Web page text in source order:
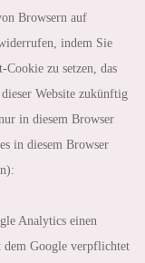
Browsern auf
indem Sie
zu setzen, das
Website zukünftig
in diesem Browser
in diesem Browser
Analytics einen
dem Google verpflichtet